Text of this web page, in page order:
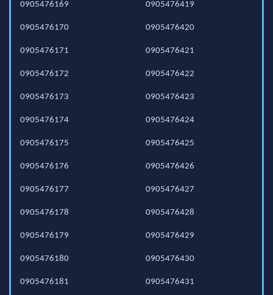
0905476169
0905476170
0905476171
0905476172
0905476173
0905476174
0905476175
0905476176
0905476177
0905476178
0905476179
0905476180
0905476181
0905476419
0905476420
0905476421
0905476422
0905476423
0905476424
0905476425
0905476426
0905476427
0905476428
0905476429
0905476430
0905476431